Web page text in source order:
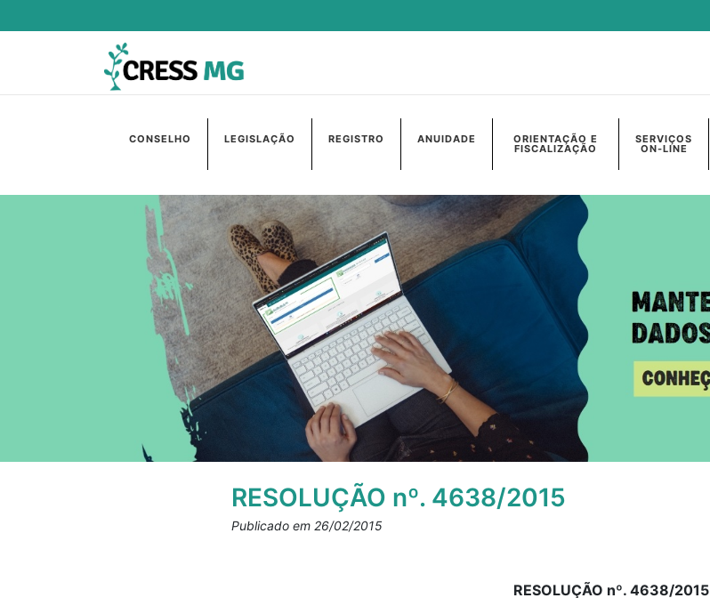
CONSELHO LEGISLAÇÃO REGISTRO ANUIDADE ORIENTAÇÃO E
FISCALIZAÇÃO
SERVIÇOS
ON-LINE
RESOLUÇÃO nº. 4638/2015
Publicado em 26/02/2015
RESOLUÇÃO nº. 4638/2015